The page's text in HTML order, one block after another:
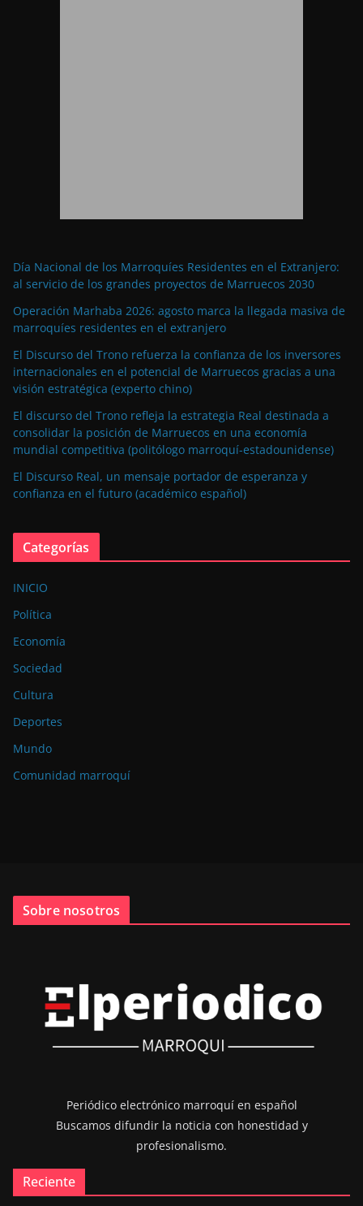
Día Nacional de los Marroquíes Residentes en el Extranjero:
al servicio de los grandes proyectos de Marruecos 2030
Operación Marhaba 2026: agosto marca la llegada masiva de
marroquíes residentes en el extranjero
El Discurso del Trono refuerza la confianza de los inversores
internacionales en el potencial de Marruecos gracias a una
visión estratégica (experto chino)
El discurso del Trono refleja la estrategia Real destinada a
consolidar la posición de Marruecos en una economía
mundial competitiva (politólogo marroquí-estadounidense)
El Discurso Real, un mensaje portador de esperanza y
confianza en el futuro (académico español)
Categorías
INICIO
Política
Economía
Sociedad
Cultura
Deportes
Mundo
Comunidad marroquí
Sobre nosotros
Periódico electrónico marroquí en español
Buscamos difundir la noticia con honestidad y
profesionalismo.
Reciente